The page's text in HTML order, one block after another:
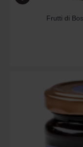
Frutti di